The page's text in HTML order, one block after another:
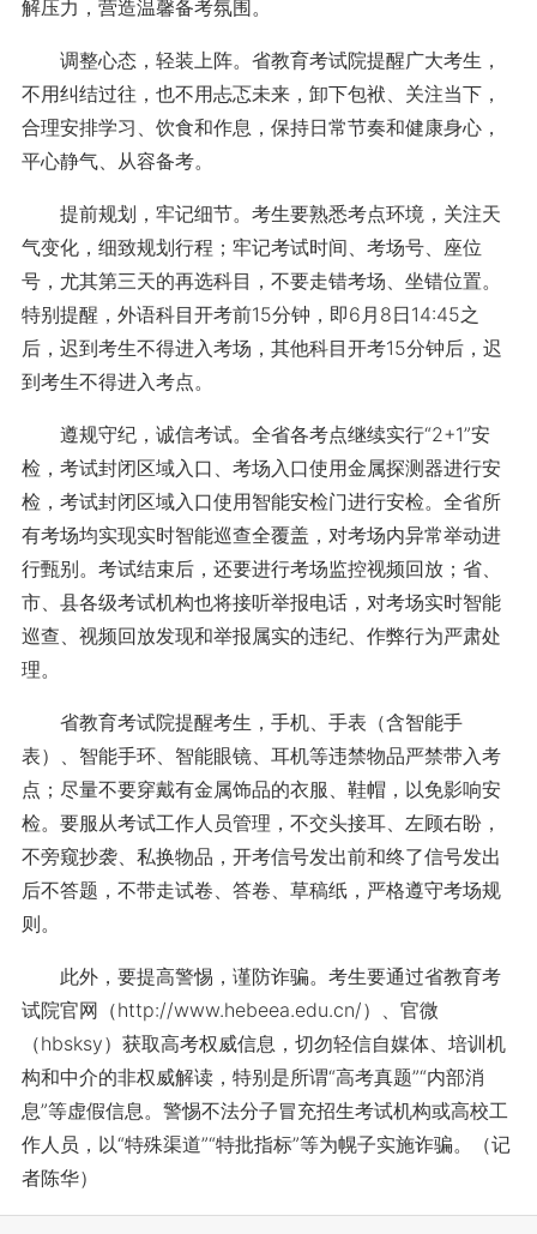
解压力，营造温馨备考氛围。
调整心态，轻装上阵。省教育考试院提醒广大考生，
不用纠结过往，也不用忐忑未来，卸下包袱、关注当下，
合理安排学习、饮食和作息，保持日常节奏和健康身心，
平心静气、从容备考。
提前规划，牢记细节。考生要熟悉考点环境，关注天
气变化，细致规划行程；牢记考试时间、考场号、座位
号，尤其第三天的再选科目，不要走错考场、坐错位置。
特别提醒，外语科目开考前15分钟，即6月8日14:45之
后，迟到考生不得进入考场，其他科目开考15分钟后，迟
到考生不得进入考点。
遵规守纪，诚信考试。全省各考点继续实行“2+1”安
检，考试封闭区域入口、考场入口使用金属探测器进行安
检，考试封闭区域入口使用智能安检门进行安检。全省所
有考场均实现实时智能巡查全覆盖，对考场内异常举动进
行甄别。考试结束后，还要进行考场监控视频回放；省、
市、县各级考试机构也将接听举报电话，对考场实时智能
巡查、视频回放发现和举报属实的违纪、作弊行为严肃处
理。
省教育考试院提醒考生，手机、手表（含智能手
表）、智能手环、智能眼镜、耳机等违禁物品严禁带入考
点；尽量不要穿戴有金属饰品的衣服、鞋帽，以免影响安
检。要服从考试工作人员管理，不交头接耳、左顾右盼，
不旁窥抄袭、私换物品，开考信号发出前和终了信号发出
后不答题，不带走试卷、答卷、草稿纸，严格遵守考场规
则。
此外，要提高警惕，谨防诈骗。考生要通过省教育考
试院官网（http://www.hebeea.edu.cn/）、官微
（hbsksy）获取高考权威信息，切勿轻信自媒体、培训机
构和中介的非权威解读，特别是所谓“高考真题”“内部消
息”等虚假信息。警惕不法分子冒充招生考试机构或高校工
作人员，以“特殊渠道”“特批指标”等为幌子实施诈骗。（记
者陈华）